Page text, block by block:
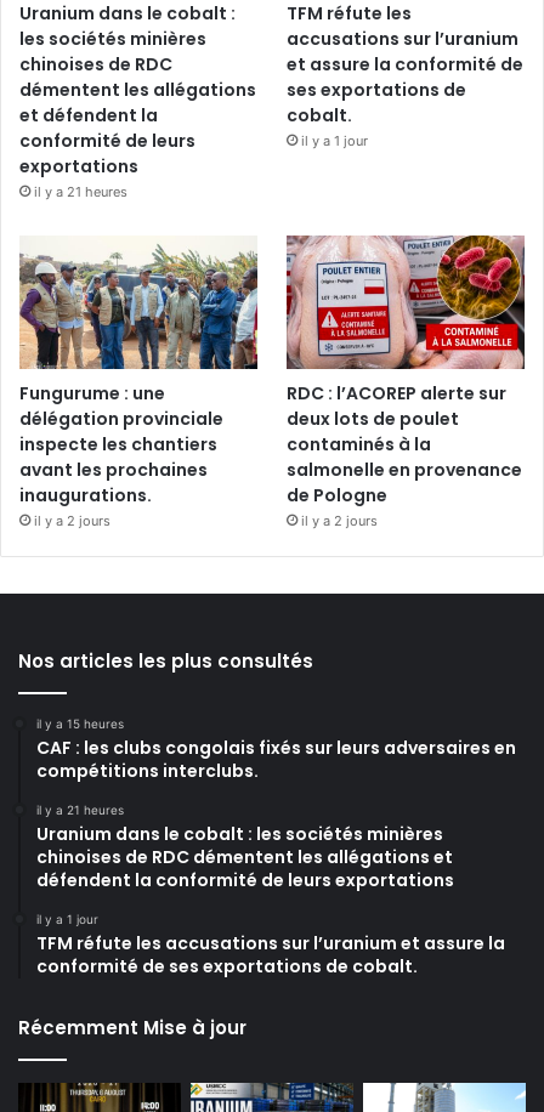
Uranium dans le cobalt :
les sociétés minières
chinoises de RDC
démentent les allégations
et défendent la
conformité de leurs
exportations
il y a 21 heures
TFM réfute les
accusations sur l’uranium
et assure la conformité de
ses exportations de
cobalt.
il y a 1 jour
Fungurume : une
délégation provinciale
inspecte les chantiers
avant les prochaines
inaugurations.
il y a 2 jours
RDC : l’ACOREP alerte sur
deux lots de poulet
contaminés à la
salmonelle en provenance
de Pologne
il y a 2 jours
Nos articles les plus consultés
il y a 15 heures
CAF : les clubs congolais fixés sur leurs adversaires en
compétitions interclubs.
il y a 21 heures
Uranium dans le cobalt : les sociétés minières
chinoises de RDC démentent les allégations et
défendent la conformité de leurs exportations
il y a 1 jour
TFM réfute les accusations sur l’uranium et assure la
conformité de ses exportations de cobalt.
Récemment Mise à jour